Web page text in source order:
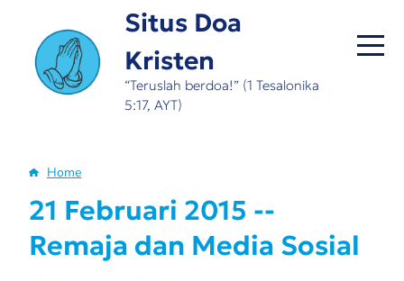
main
content
Situs Doa
Kristen
“Teruslah berdoa!” (1 Tesalonika
5:17, AYT)
Breadcrumb
Home
21 Februari 2015 --
Remaja dan Media Sosial